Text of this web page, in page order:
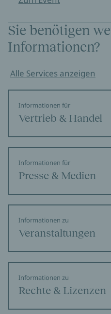
Sie benötigen
Informationen?
Alle Services anzeigen
Informationen für
Vertrieb & Handel
Informationen für
Presse & Medien
Informationen zu
Veranstaltungen
Informationen zu
Rechte & Lizenzen